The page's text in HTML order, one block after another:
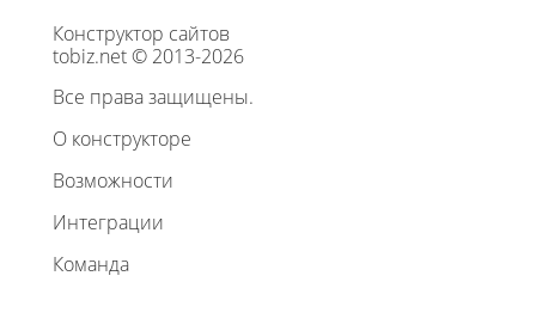
Конструктор сайтов
tobiz.net © 2013-2026
Все права защищены.
О конструкторе
Возможности
Интеграции
Команда